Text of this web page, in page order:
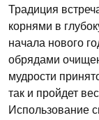
Традиция
корнями в
начала нового
обрядами
мудрости
так и пройдет
Использование